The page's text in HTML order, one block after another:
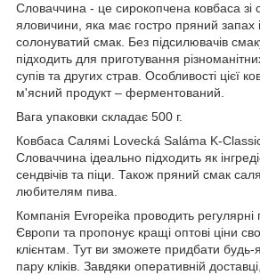
Словаччина - це сирокопчена ковбаса зі
яловичини, яка має гостро пряний запах
солонуватий смак. Без підсилювачів
підходить для приготування
супів та других страв. Особливості цієї
м'ясний продукт – ферментований.
Вага упаковки складає 500 г.
Ковбаса Салямі Lovecká Saláma K-
Словаччина ідеально підходить як
сендвічів та піци. Також пряний смак
любителям пива.
Компанія Evropeika проводить регулярні
Європи та пропонує кращі оптові ціни
клієнтам. Тут ви зможете придбати будь-
пару кліків. Завдяки оперативній